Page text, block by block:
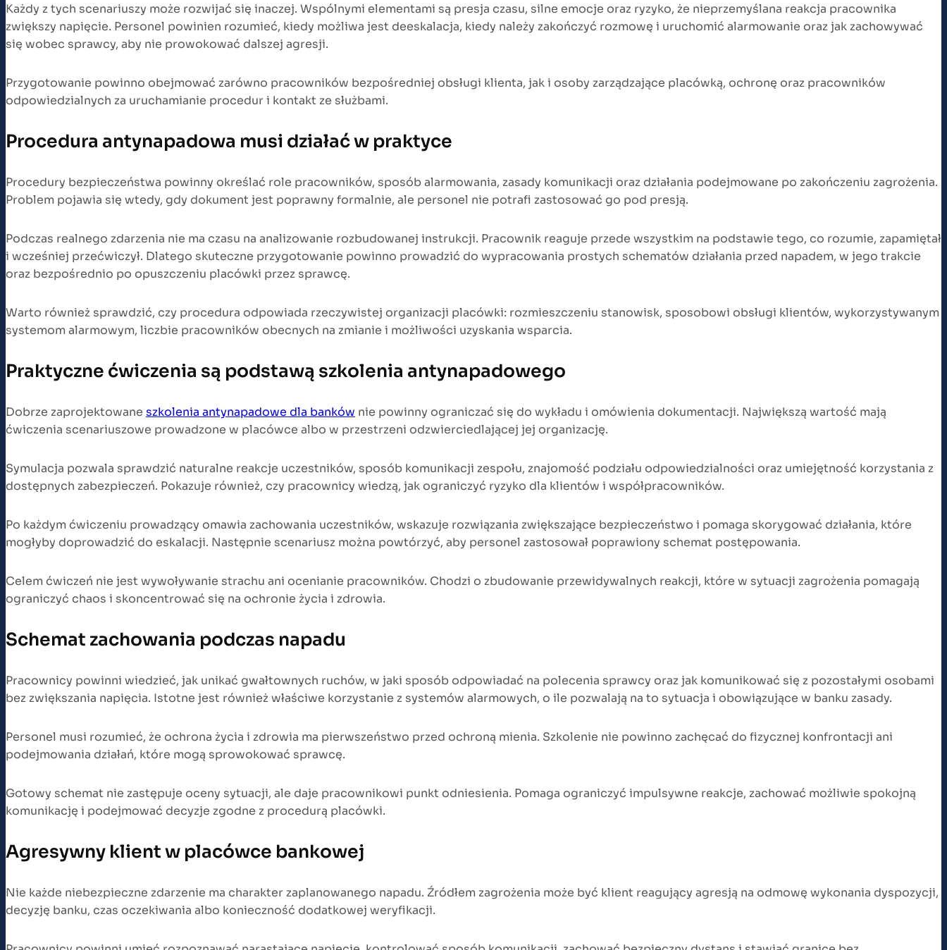
Każdy z tych scenariuszy może rozwijać się inaczej. Wspólnymi elementami są presja czasu, silne emocje oraz ryzyko, że nieprzemyślana reakcja pracownika
zwiększy napięcie. Personel powinien rozumieć, kiedy możliwa jest deeskalacja, kiedy należy zakończyć rozmowę i uruchomić alarmowanie oraz jak zachowywać
się wobec sprawcy, aby nie prowokować dalszej agresji.
Przygotowanie powinno obejmować zarówno pracowników bezpośredniej obsługi klienta, jak i osoby zarządzające placówką, ochronę oraz pracowników
odpowiedzialnych za uruchamianie procedur i kontakt ze służbami.
Procedura antynapadowa musi działać w praktyce
Procedury bezpieczeństwa powinny określać role pracowników, sposób alarmowania, zasady komunikacji oraz działania podejmowane po zakończeniu zagrożenia.
Problem pojawia się wtedy, gdy dokument jest poprawny formalnie, ale personel nie potrafi zastosować go pod presją.
Podczas realnego zdarzenia nie ma czasu na analizowanie rozbudowanej instrukcji. Pracownik reaguje przede wszystkim na podstawie tego, co rozumie, zapamiętał
i wcześniej przećwiczył. Dlatego skuteczne przygotowanie powinno prowadzić do wypracowania prostych schematów działania przed napadem, w jego trakcie
oraz bezpośrednio po opuszczeniu placówki przez sprawcę.
Warto również sprawdzić, czy procedura odpowiada rzeczywistej organizacji placówki: rozmieszczeniu stanowisk, sposobowi obsługi klientów, wykorzystywanym
systemom alarmowym, liczbie pracowników obecnych na zmianie i możliwości uzyskania wsparcia.
Praktyczne ćwiczenia są podstawą szkolenia antynapadowego
Dobrze zaprojektowane szkolenia antynapadowe dla banków nie powinny ograniczać się do wykładu i omówienia dokumentacji. Największą wartość mają
ćwiczenia scenariuszowe prowadzone w placówce albo w przestrzeni odzwierciedlającej jej organizację.
Symulacja pozwala sprawdzić naturalne reakcje uczestników, sposób komunikacji zespołu, znajomość podziału odpowiedzialności oraz umiejętność korzystania z
dostępnych zabezpieczeń. Pokazuje również, czy pracownicy wiedzą, jak ograniczyć ryzyko dla klientów i współpracowników.
Po każdym ćwiczeniu prowadzący omawia zachowania uczestników, wskazuje rozwiązania zwiększające bezpieczeństwo i pomaga skorygować działania, które
mogłyby doprowadzić do eskalacji. Następnie scenariusz można powtórzyć, aby personel zastosował poprawiony schemat postępowania.
Celem ćwiczeń nie jest wywoływanie strachu ani ocenianie pracowników. Chodzi o zbudowanie przewidywalnych reakcji, które w sytuacji zagrożenia pomagają
ograniczyć chaos i skoncentrować się na ochronie życia i zdrowia.
Schemat zachowania podczas napadu
Pracownicy powinni wiedzieć, jak unikać gwałtownych ruchów, w jaki sposób odpowiadać na polecenia sprawcy oraz jak komunikować się z pozostałymi osobami
bez zwiększania napięcia. Istotne jest również właściwe korzystanie z systemów alarmowych, o ile pozwalają na to sytuacja i obowiązujące w banku zasady.
Personel musi rozumieć, że ochrona życia i zdrowia ma pierwszeństwo przed ochroną mienia. Szkolenie nie powinno zachęcać do fizycznej konfrontacji ani
podejmowania działań, które mogą sprowokować sprawcę.
Gotowy schemat nie zastępuje oceny sytuacji, ale daje pracownikowi punkt odniesienia. Pomaga ograniczyć impulsywne reakcje, zachować możliwie spokojną
komunikację i podejmować decyzje zgodne z procedurą placówki.
Agresywny klient w placówce bankowej
Nie każde niebezpieczne zdarzenie ma charakter zaplanowanego napadu. Źródłem zagrożenia może być klient reagujący agresją na odmowę wykonania dyspozycji,
decyzję banku, czas oczekiwania albo konieczność dodatkowej weryfikacji.